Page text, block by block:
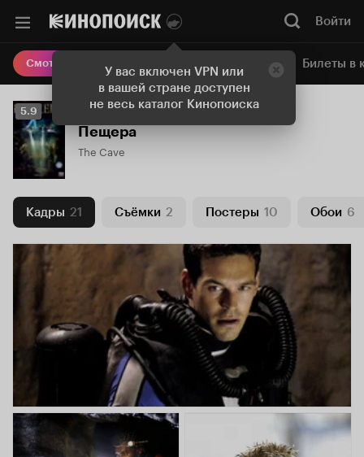
У вас включен VPN или
в вашей стране доступен
не весь каталог Кинопоиска
Войти
Смотреть кино Онлайн-кинотеатр Билеты в
Рейтинг
Кинопоиска
5.9
5.9
Пещера
The Cave
Кадры 21 Съёмки 2 Постеры 10 Обои 6